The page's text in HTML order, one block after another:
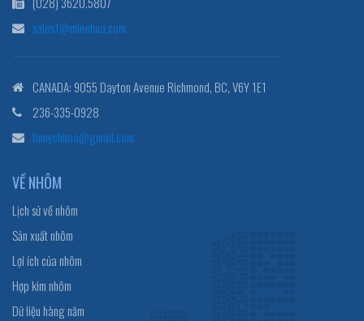
sales1@mienhua.com
------------------------------------------------------------------
CANADA: 9055 Dayton Avenue Richmond, BC, V6Y 1E1
236-335-0928
tinnychhoa@gmail.com
VỀ NHÔM
Lịch sử về nhôm
Sản xuất nhôm
Lợi ích của nhôm
Hợp kim nhôm
Dữ liệu hàng năm